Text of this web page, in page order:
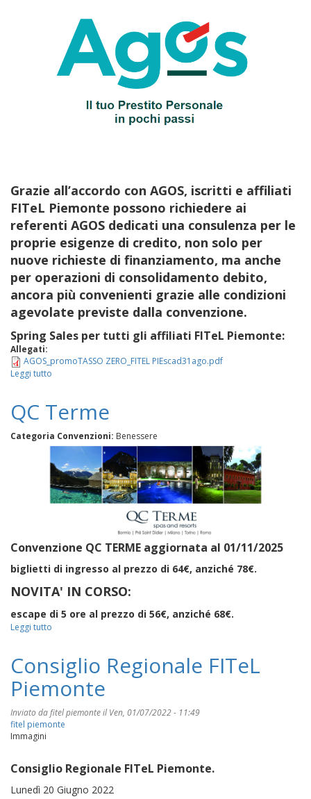
Grazie all’accordo con AGOS, iscritti e affiliati
FITeL Piemonte possono richiedere ai
referenti AGOS dedicati una consulenza per le
proprie esigenze di credito, non solo per
nuove richieste di finanziamento, ma anche
per operazioni di consolidamento debito,
ancora più convenienti grazie alle condizioni
agevolate previste dalla convenzione.
Spring Sales per tutti gli affiliati FITeL Piemonte:
Allegati:
AGOS_promoTASSO ZERO_FITEL PIEscad31ago.pdf
Leggi tutto
QC Terme
Categoria Convenzioni: Benessere
Convenzione QC TERME aggiornata al 01/11/2025
biglietti di ingresso al prezzo di 64€, anziché 78€.
NOVITA' IN CORSO:
escape di 5 ore al prezzo di 56€, anziché 68€.
Leggi tutto
Consiglio Regionale FITeL
Piemonte
Inviato dafitel piemonteil Ven, 01/07/2022 - 11:49
fitel piemonte
Immagini
Consiglio Regionale FITeL Piemonte.
Lunedì 20 Giugno 2022